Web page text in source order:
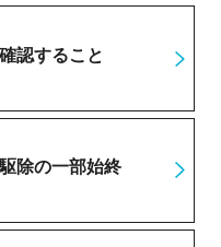
認すること
除の一部始終